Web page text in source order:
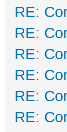
RE:
RE:
RE:
RE:
RE:
RE: